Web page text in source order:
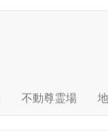
不動尊霊場